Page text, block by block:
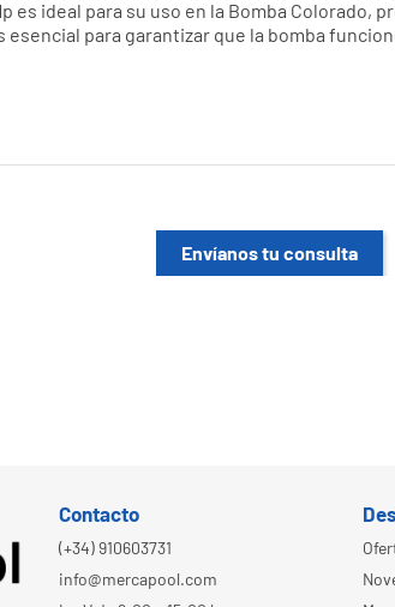
es ideal para su uso en la Bomba
esencial para garantizar que la bomba
Envíanos tu consulta
Contacto
(+34) 910603731
info@mercapool.com